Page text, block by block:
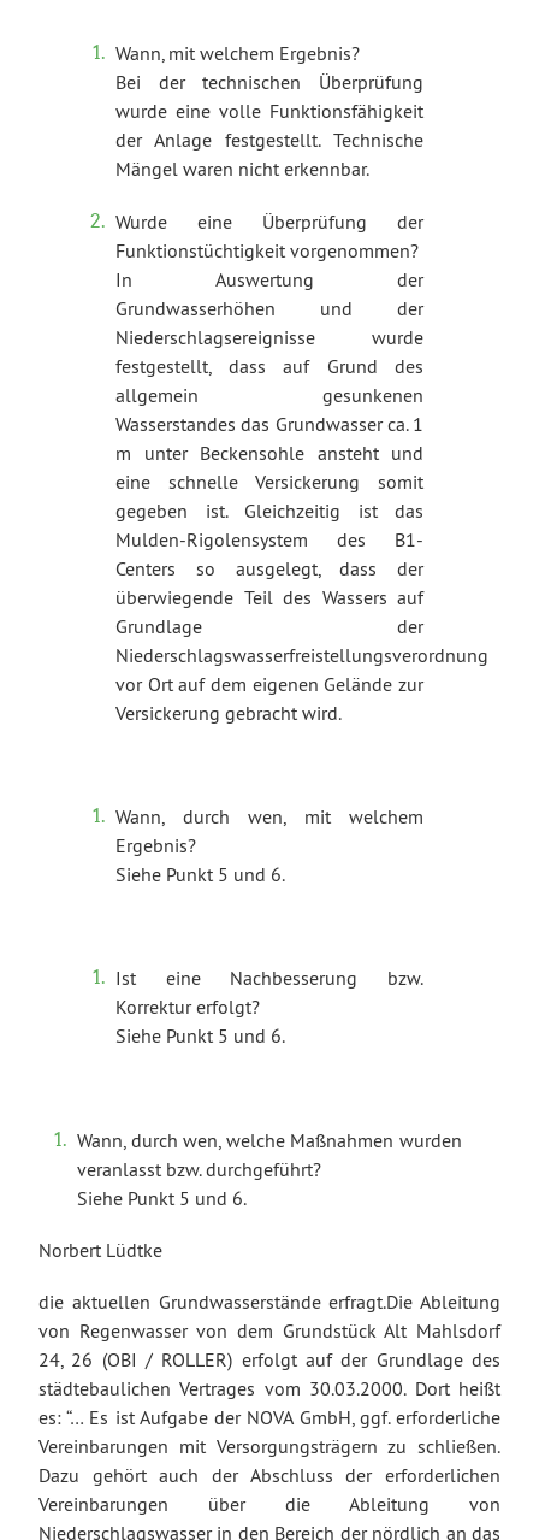
Wann, mit welchem Ergebnis?
Bei der technischen Überprüfung
wurde eine volle Funktionsfähigkeit
der Anlage festgestellt. Technische
Mängel waren nicht erkennbar.
Wurde eine Überprüfung der
Funktionstüchtigkeit vorgenommen?
In Auswertung der
Grundwasserhöhen und der
Niederschlagsereignisse wurde
festgestellt, dass auf Grund des
allgemein gesunkenen
Wasserstandes das Grundwasser ca. 1
m unter Beckensohle ansteht und
eine schnelle Versickerung somit
gegeben ist. Gleichzeitig ist das
Mulden-Rigolensystem des B1-
Centers so ausgelegt, dass der
überwiegende Teil des Wassers auf
Grundlage der
Niederschlagswasserfreistellungsverordnung
vor Ort auf dem eigenen Gelände zur
Versickerung gebracht wird.
Wann, durch wen, mit welchem
Ergebnis?
Siehe Punkt 5 und 6.
Ist eine Nachbesserung bzw.
Korrektur erfolgt?
Siehe Punkt 5 und 6.
Wann, durch wen, welche Maßnahmen wurden
veranlasst bzw. durchgeführt?
Siehe Punkt 5 und 6.
Norbert Lüdtke
die aktuellen Grundwasserstände erfragt.Die Ableitung
von Regenwasser von dem Grundstück Alt Mahlsdorf
24, 26 (OBI / ROLLER) erfolgt auf der Grundlage des
städtebaulichen Vertrages vom 30.03.2000. Dort heißt
es: “… Es ist Aufgabe der NOVA GmbH, ggf. erforderliche
Vereinbarungen mit Versorgungsträgern zu schließen.
Dazu gehört auch der Abschluss der erforderlichen
Vereinbarungen über die Ableitung von
Niederschlagswasser in den Bereich der nördlich an das